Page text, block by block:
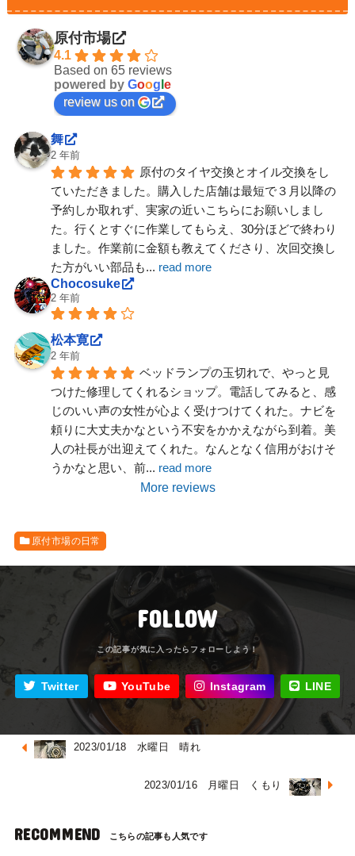
原付市場
4.1
Based on 65 reviews
powered by Goog e
review us on
舞
2 年前
原付のタイヤ交換とオイル交換をし
ていただきました。購入した店舗は最短で３月以降の
予約しか取れず、実家の近いこちらにお願いしまし
た。行くとすぐに作業してもらえ、30分ほどで終わり
ました。作業前に金額も教えてくださり、次回交換し
た方がいい部品も... read more
Chocosuke
2 年前
松本寛
2 年前
ベッドランプの玉切れで、やっと見
つけた修理してくれるショップ。電話してみると、感
じのいい声の女性が心よく受けつけてくれた。ナビを
頼りに大丈夫かなという不安をかかえながら到着。美
人の社長が出迎えてくれた。なんとなく信用がおけそ
うかなと思い、前... read more
More reviews
原付市場の日常
FOLLOW
Twitter YouTube Instagram LINE
2023/01/18 水曜日 晴れ
2023/01/16 月曜日 くもり
RECOMMEND